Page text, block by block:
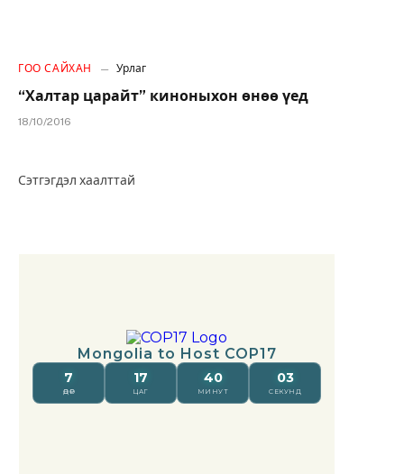
ГОО САЙХАН Урлаг
“Халтар царайт” киноныхон өнөө үед
18/10/2016
Сэтгэгдэл хаалттай